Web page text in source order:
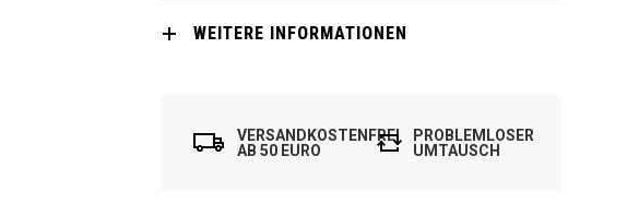
WEITERE INFORMATIONEN
VERSANDKOSTENFREI
AB 50 EURO
PROBLEMLOSER
UMTAUSCH